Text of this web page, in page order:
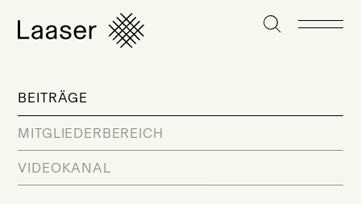
BEITRÄGE
MITGLIEDERBEREICH
VIDEOKANAL